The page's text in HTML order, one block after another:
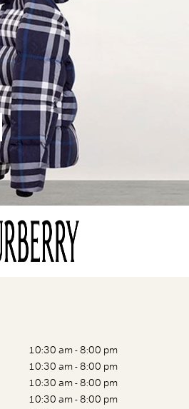
10:30 am - 8:00 pm
10:30 am - 8:00 pm
10:30 am - 8:00 pm
10:30 am - 8:00 pm